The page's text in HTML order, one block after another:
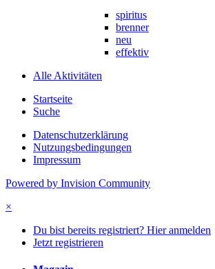
spiritus
brenner
neu
effektiv
Alle Aktivitäten
Startseite
Suche
Datenschutzerklärung
Nutzungsbedingungen
Impressum
Powered by Invision Community
×
Du bist bereits registriert? Hier anmelden
Jetzt registrieren